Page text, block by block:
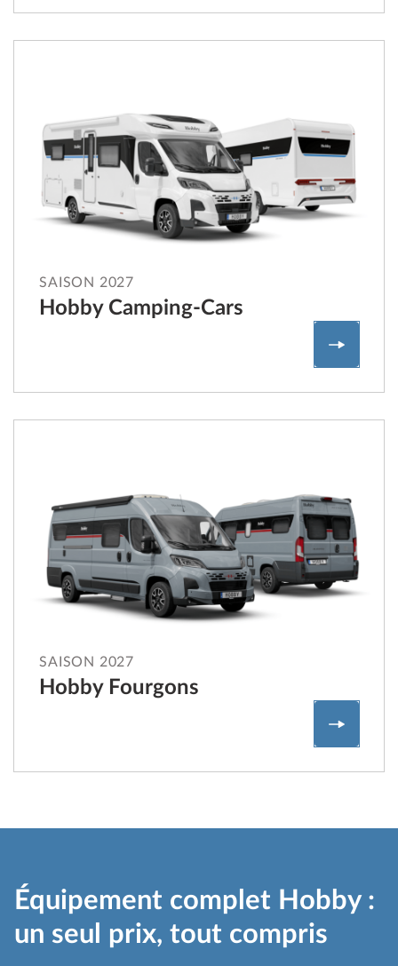
SAISON 2027
Hobby Camping-Cars
Hobby
SAISON 2027
Hobby Fourgons
Hobby
Équipement complet Hobby :
un seul prix, tout compris